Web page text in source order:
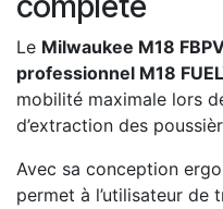
Le Milwaukee M18
professionnel M18
mobilité maximale lors
d’extraction des
Avec sa conception
permet à l’utilisateur de